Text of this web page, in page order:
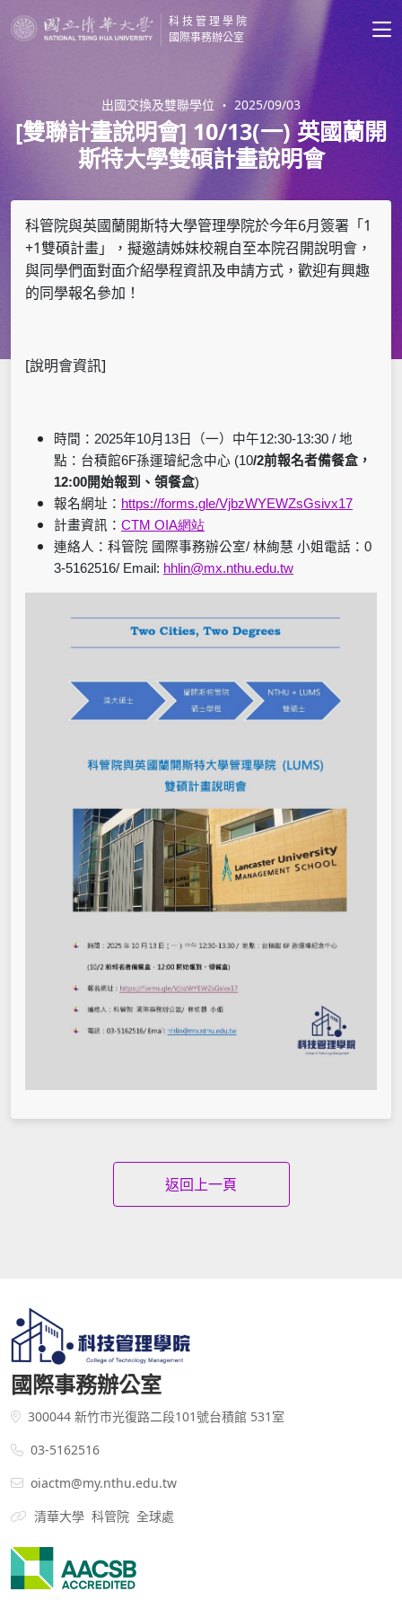
科技管理學院
國際事務辦公室
出國交換及雙聯學位 ・ 2025/09/03
[雙聯計畫說明會] 10/13(一) 英國蘭開
斯特大學雙碩計畫說明會
科管院與英國蘭開斯特大學管理學院於今年6月簽署「 1
+1雙碩計畫」，擬邀請姊妹校親自至本院召開說明會，
與同學們面對面介紹學程資訊及申請方式，歡迎有興趣
的同學報名參加！
[說明會資訊]
時間： 2025年10月 13日（一）中午12:30-13:30 / 地
點：台積館6F孫運璿紀念中心 (10/2前報名者備餐盒，
12:00開始報到、領餐盒)
報名網址： https://forms.gle/VjbzWYEWZsGsivx17
計畫資訊： CTM OIA網站
連絡人：科管院 國際事務辦公室/ 林絢慧 小姐 電話： 0
3-5162516/ Email: hhlin@mx.nthu.edu.tw
返回上一頁
國際事務辦公室
300044 新竹市光復路二段101號台積館 531室
03-5162516
oiactm@my.nthu.edu.tw
清華大學 科管院 全球處